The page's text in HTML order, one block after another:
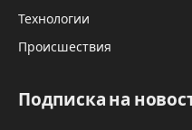
Технологии
Происшествия
Подписка на